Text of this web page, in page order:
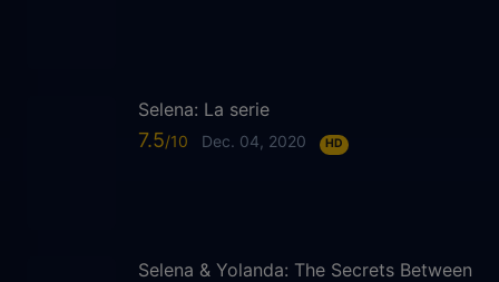
Selena: La serie
7.5 Dec. 04, 2020 HD
Selena & Yolanda: The Secrets Between